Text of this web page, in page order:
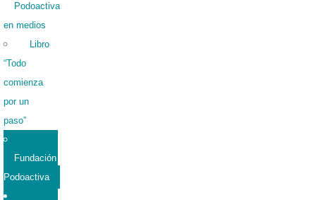
Podoactiva
en medios
Libro
“Todo
comienza
por un
paso”
Fundación
Podoactiva